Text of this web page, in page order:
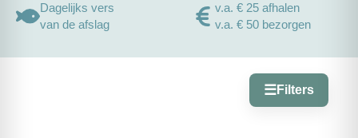
Dagelijks vers
van de afslag
v.a. € 25 afhalen
v.a. € 50 bezorgen
☰Filters